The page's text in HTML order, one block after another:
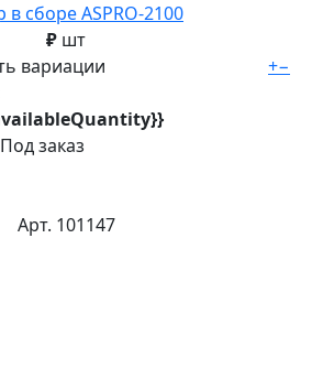
сборе ASPRO-2100
₽ шт
вариации
Под заказ
+−
Арт. 101147